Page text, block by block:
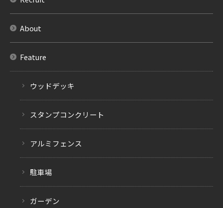
About
Feature
ウッドデッキ
スタンプコンクリート
アルミフェンス
駐車場
ガーデン